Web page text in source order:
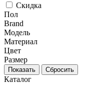
Скидка
Пол
Brand
Модель
Материал
Цвет
Размер
Каталог